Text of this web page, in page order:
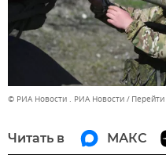
© РИА Новости . РИА Новости
Читать в МАКС